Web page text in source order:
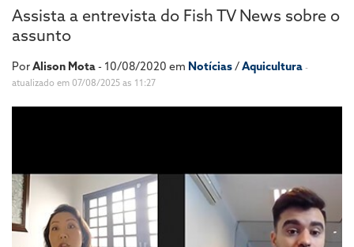
Assista a entrevista do Fish TV News sobre o
assunto
PorAlison Mota- 10/08/2020 em Notícias/Aquicultura -
atualizado em 07/08/2025 as 11:27